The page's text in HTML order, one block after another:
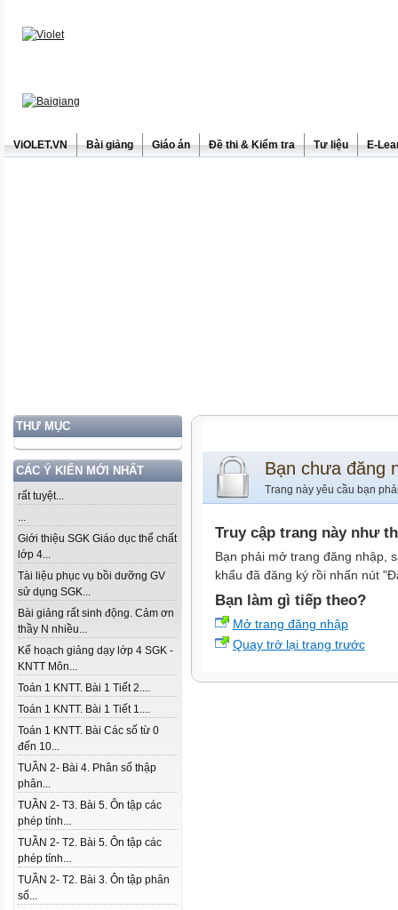
ViOLET.VN Bài giảng Giáo án Đề thi & Kiểm tra Tư liệu E-
THƯ MỤC
CÁC Ý KIẾN MỚI NHẤT
rất tuyệt...
...
Giới thiệu SGK Giáo dục thể chất
lớp 4...
Tài liệu phục vụ bồi dưỡng GV
sử dụng SGK...
Bài giảng rất sinh động. Cảm ơn
thầy N nhiều...
Kế hoạch giảng dạy lớp 4 SGK -
KNTT Môn...
Toán 1 KNTT. Bài 1 Tiết 2....
Toán 1 KNTT. Bài 1 Tiết 1....
Toán 1 KNTT. Bài Các số từ 0
đến 10...
TUẦN 2- Bài 4. Phân số thập
phân...
TUẦN 2- T3. Bài 5. Ôn tập các
phép tính...
TUẦN 2- T2. Bài 5. Ôn tập các
phép tính...
TUẦN 2- T2. Bài 3. Ôn tập phân
số...
Bạn chưa đăng
Trang này yêu cầu bạn
Truy cập trang này như
Bạn phải mở trang đăng nhập,
khẩu đã đăng ký rồi nhấn nút
Bạn làm gì tiếp theo?
Mở trang đăng nhập
Quay trở lại trang trước